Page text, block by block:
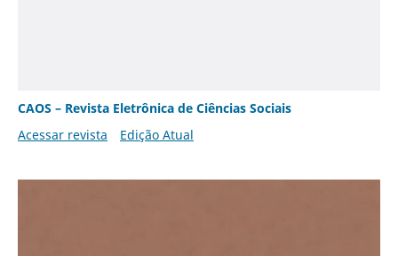
CAOS – Revista Eletrônica de Ciências Sociais
Acessar revista
Edição Atual